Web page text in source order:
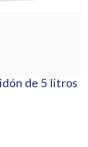
de 5 litros